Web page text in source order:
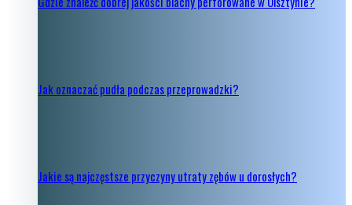
Jak oznaczać pudła podczas przeprowadzki?
Jakie są najczęstsze przyczyny utraty zębów u dorosłych?